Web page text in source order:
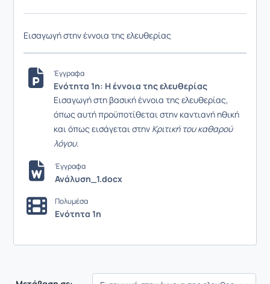
Εισαγωγή στην έννοια της ελευθερίας
Έγγραφα
Ενότητα 1η: Η έννοια της ελευθερίας
Εισαγωγή στη βασική έννοια της ελευθερίας,
όπως αυτή προϋποτίθεται στην καντιανή ηθική
και όπως εισάγεται στην Κριτική του καθαρού
λόγου.
Έγγραφα
Ανάλυση_1.docx
Πολυμέσα
Ενότητα 1η